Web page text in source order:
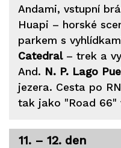
Andami, vstupní
Huapi – horské
parkem s
Catedral– trek a
And. N. P. Lago
jezera. Cesta po
tak jako "Road 66"
11. – 12. den